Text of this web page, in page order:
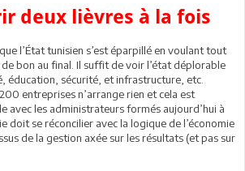
deux lièvres à la fois
l’État tunisien s’est éparpillé en voulant tout
bon au final. Il suffit de voir l’état déplorable
éducation, sécurité, et infrastructure, etc.
entreprises n’arrange rien et cela est
avec les administrateurs formés aujourd’hui à
doit se réconcilier avec la logique de l’économie
de la gestion axée sur les résultats (et pas sur